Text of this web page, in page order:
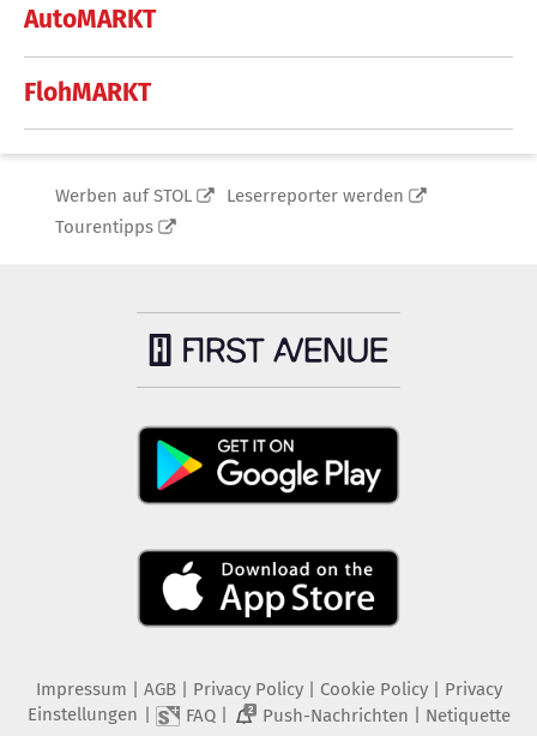
AutoMARKT
FlohMARKT
Werben auf STOL
Leserreporter werden
Tourentipps
Impressum AGB Privacy Policy| Cookie Policy| Privacy
Einstellungen
FAQ| 2 Push-Nachrichten Netiquette